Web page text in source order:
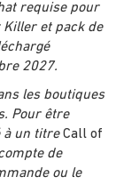
requise pour
et pack de
2027.
les boutiques
Pour être
à un titreCall of
de
ou le